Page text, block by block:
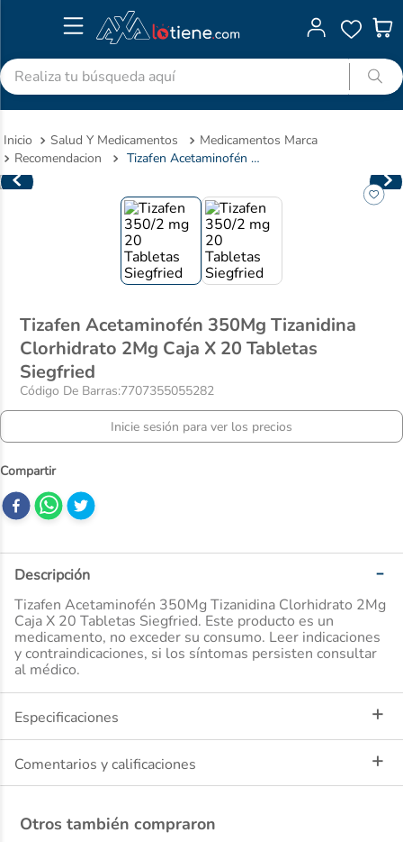
Realiza tu búsqueda aquí
Salud Y Medicamentos
Medicamentos Marca
Recomendacion
Tizafen Acetaminofén 350Mg Tizanidina Clorhidrato 2Mg Caja X 20 Tabletas Siegfried
Tizafen Acetaminofén 350Mg Tizanidina
Clorhidrato 2Mg Caja X 20 Tabletas
Siegfried
Código De Barras:7707355055282
Inicie sesión para ver los precios
Descripción
Tizafen Acetaminofén 350Mg Tizanidina Clorhidrato 2Mg
Caja X 20 Tabletas Siegfried. Este producto es un
medicamento, no exceder su consumo. Leer indicaciones
y contraindicaciones, si los síntomas persisten consultar
al médico.
Especificaciones
Comentarios y calificaciones
Otros también compraron
TÉRMINOS MÁS BUSCADOS
1.
advitabs
acetaminofen
7.
pedialyte
dolex
9.
clotrimazol
ibuprofeno